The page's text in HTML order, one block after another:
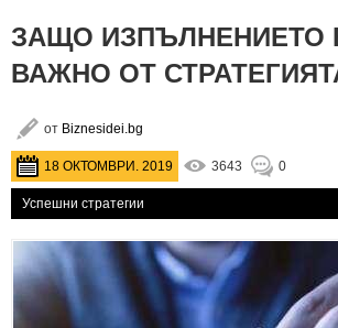
ЗАЩО ИЗПЪЛНЕНИЕТО
ВАЖНО ОТ
от Biznesidei.bg
3643 0
18 ОКТОМВРИ. 2019
Успешни стратегии